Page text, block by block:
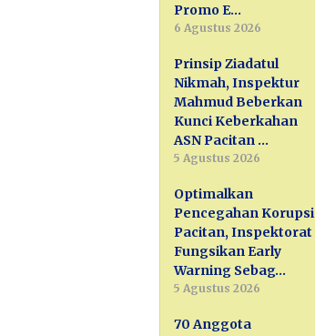
Promo E…
6 Agustus 2026
Prinsip Ziadatul
Nikmah, Inspektur
Mahmud Beberkan
Kunci Keberkahan
ASN Pacitan …
5 Agustus 2026
Optimalkan
Pencegahan Korupsi
Pacitan, Inspektorat
Fungsikan Early
Warning Sebag…
5 Agustus 2026
70 Anggota